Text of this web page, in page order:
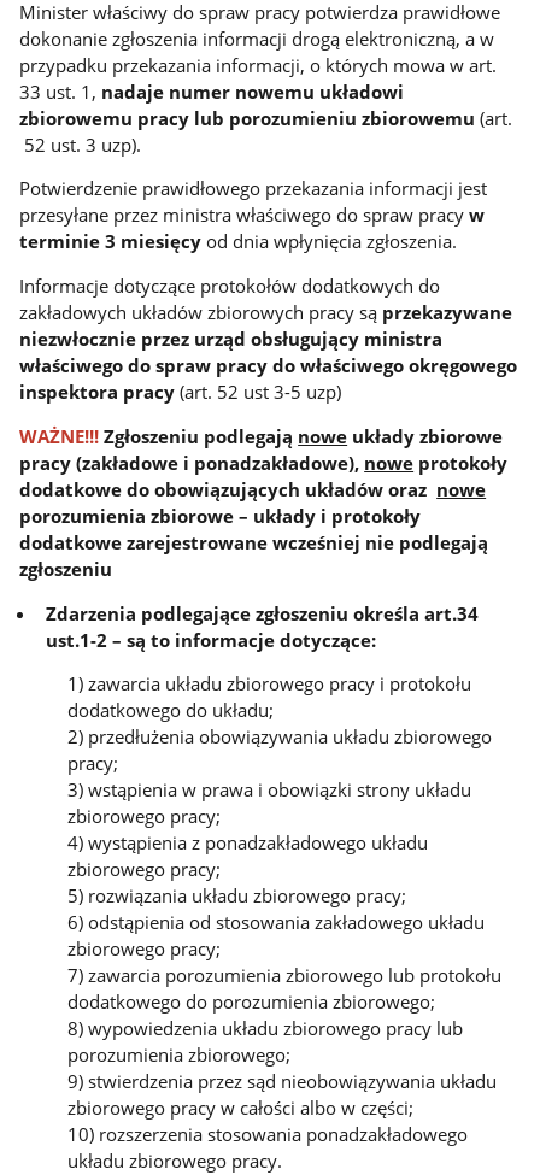
Minister właściwy do spraw pracy potwierdza prawidłowe
dokonanie zgłoszenia informacji drogą elektroniczną, a w
przypadku przekazania informacji, o których mowa w art.
33 ust. 1, nadaje numer nowemu układowi
zbiorowemu pracy lub porozumieniu zbiorowemu(art.
52 ust. 3 uzp).
Potwierdzenie prawidłowego przekazania informacji jest
przesyłane przez ministra właściwego do spraw pracyw
terminie 3 miesięcyod dnia wpłynięcia zgłoszenia.
Informacje dotyczące protokołów dodatkowych do
zakładowych układów zbiorowych pracy są przekazywane
niezwłocznie przez urząd obsługujący ministra
właściwego do spraw pracy do właściwego okręgowego
inspektora pracy (art. 52 ust 3-5 uzp)
WAŻNE!!! Zgłoszeniu podlegają nowe układy zbiorowe
pracy (zakładowe i ponadzakładowe), nowe protokoły
dodatkowe do obowiązujących układów oraz nowe
porozumienia zbiorowe – układy i protokoły
dodatkowe zarejestrowane wcześniej nie podlegają
zgłoszeniu
Zdarzenia podlegające zgłoszeniu określa art.34
ust.1-2 – są to informacje dotyczące:
1) zawarcia układu zbiorowego pracy i protokołu
dodatkowego do układu;
2) przedłużenia obowiązywania układu zbiorowego
pracy;
3) wstąpienia w prawa i obowiązki strony układu
zbiorowego pracy;
4) wystąpienia z ponadzakładowego układu
zbiorowego pracy;
5) rozwiązania układu zbiorowego pracy;
6) odstąpienia od stosowania zakładowego układu
zbiorowego pracy;
7) zawarcia porozumienia zbiorowego lub protokołu
dodatkowego do porozumienia zbiorowego;
8) wypowiedzenia układu zbiorowego pracy lub
porozumienia zbiorowego;
9) stwierdzenia przez sąd nieobowiązywania układu
zbiorowego pracy w całości albo w części;
10) rozszerzenia stosowania ponadzakładowego
układu zbiorowego pracy.